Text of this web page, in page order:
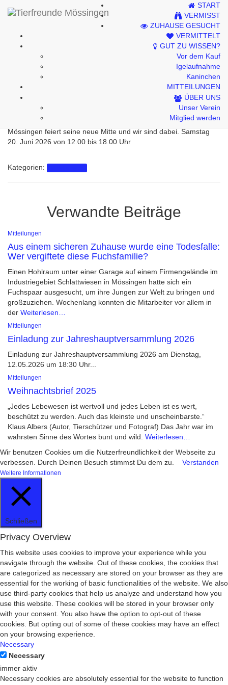
Kontakt
START
VERMISST
ZUHAUSE GESUCHT
VERMITTELT
GUT ZU WISSEN?
Vor dem Kauf
Igelaufnahme
Kaninchen
MITTEILUNGEN
ÜBER UNS
Unser Verein
Mitglied werden
Auf die Plätze, fertig – Stadt!
Mössingen feiert seine neue Mitte und wir sind dabei. Samstag
20. Juni 2026 von 12.00 bis 18.00 Uhr
Kategorien:
Verwandte Beiträge
Mitteilungen
Aus einem sicheren Zuhause wurde eine Todesfalle:
Wer vergiftete diese Fuchsfamilie?
Einen Hohlraum unter einer Garage auf einem Firmengelände im
Industriegebiet Schlattwiesen in Mössingen hatte sich ein
Fuchspaar ausgesucht, um ihre Jungen zur Welt zu bringen und
großzuziehen. Wochenlang konnten die Mitarbeiter vor allem in
der Weiterlesen…
Mitteilungen
Einladung zur Jahreshauptversammlung 2026
Einladung zur Jahreshauptversammlung 2026 am Dienstag,
12.05.2026 um 18:30 Uhr...
Mitteilungen
Weihnachtsbrief 2025
„Jedes Lebewesen ist wertvoll und jedes Leben ist es wert,
beschützt zu werden. Auch das kleinste und unscheinbarste.“
Klaus Albers (Autor, Tierschützer und Fotograf) Das Jahr war im
wahrsten Sinne des Wortes bunt und wild. Weiterlesen…
Wir benutzen Cookies um die Nutzerfreundlichkeit der Webseite zu
verbessen. Durch Deinen Besuch stimmst Du dem zu. Verstanden
Weitere Informationen
Schließen
Privacy Overview
This website uses cookies to improve your experience while you
navigate through the website. Out of these cookies, the cookies that
are categorized as necessary are stored on your browser as they are
essential for the working of basic functionalities of the website. We also
use third-party cookies that help us analyze and understand how you
use this website. These cookies will be stored in your browser only
with your consent. You also have the option to opt-out of these
cookies. But opting out of some of these cookies may have an effect
on your browsing experience.
Necessary
Necessary
immer aktiv
Necessary cookies are absolutely essential for the website to function